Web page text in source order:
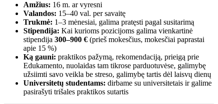
Amžius: 16 m. ar vyresni
Valandos: 15–40 val. per savaitę
Trukmė: 1–3 mėnesiai, galima pratęsti pagal susitarimą
Stipendija: Kai kurioms pozicijoms galima vienkartinė
stipendija 300–900 € (prieš mokesčius, mokesčiai paprastai
apie 15 %)
Ką gauni: praktikos pažymą, rekomendaciją, prieigą prie
Edukamento, nuolaidas tam tikrose parduotuvėse, galimybę
užsiimti savo veikla be streso, galimybę tartis dėl laisvų dienų
Universitetų studentams: dirbame su universitetais ir galime
pasirašyti trišales praktikos sutartis